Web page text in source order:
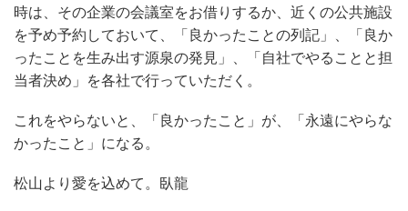
時は、その企業の会議室をお借りするか、近くの公共施設
を予め予約しておいて、「良かったことの列記」、「良か
ったことを生み出す源泉の発見」、「自社でやることと担
当者決め」を各社で行っていただく。
これをやらないと、「良かったこと」が、「永遠にやらな
かったこと」になる。
松山より愛を込めて。臥龍